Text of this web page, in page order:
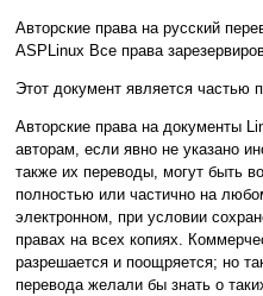
Авторские права на русский
ASPLinux Все права
Этот документ является частью
Авторские права на документы
авторам, если явно не указано
также их переводы, могут быть
полностью или частично на
электронном, при условии
правах на всех копиях.
разрешается и поощряется; но
перевода желали бы знать о